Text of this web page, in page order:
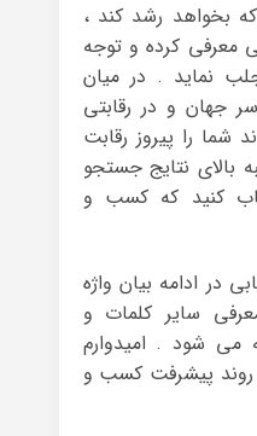
بخواهد رشد کند ،
معرفی کرده و توجه
نماید . در میان
جهان و در رقابتی
را پیروز رقابت
بالای نتایج جستجو
کنید که کسب و
در ادامه بیان واژه
سایر کلمات و
می شود . امیدوارم
روند پیشرفت کسب و